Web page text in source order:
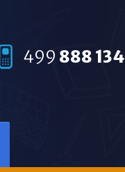
499 888 134